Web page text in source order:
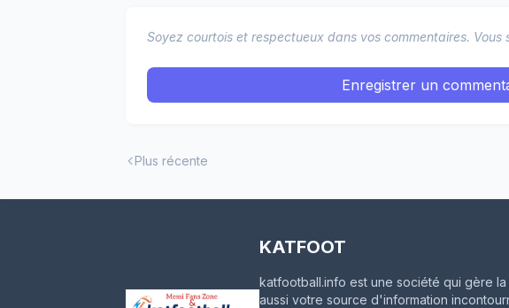
Soyez courtois et respectueux dans vos commentaires. Vous
Enregistrer un
Plus récente
KATFOOT
katfootball.info est une société qui gère
aussi votre source d'information